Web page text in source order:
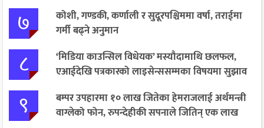
७
कोशी, गण्डकी, कर्णाली र सुदूरपश्चिममा वर्षा, तराईमा
गर्मी बढ्ने अनुमान
८
‘मिडिया काउन्सिल विधेयक’ मस्यौदामाथि छलफल,
एआईदेखि पत्रकारको लाइसेन्ससम्मका विषयमा सुझाव
९
बम्पर उपहारमा १० लाख जितेका हेमराजलाई अर्थमन्त्री
वाग्लेको फोन, रुपन्देहीकी सपनाले जितिन् एक लाख